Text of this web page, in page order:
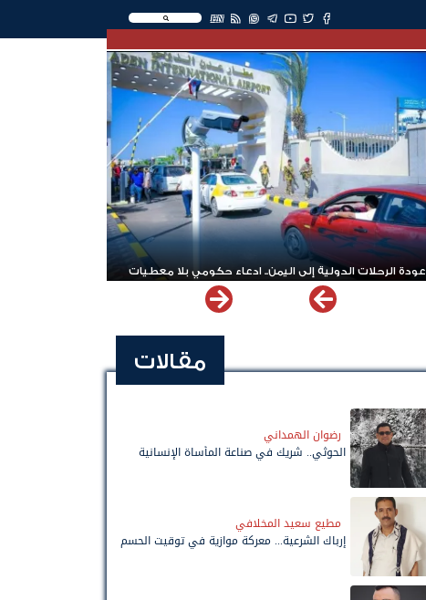
EN
عودة الرحلات الدولية إلى اليمن.. ادعاء حكومي بلا معطيات
مقالات
رضوان الهمداني
الحوثي.. شريك في صناعة المأساة الإنسانية
مطيع سعيد المخلافي
إرباك الشرعية... معركة موازية في توقيت الحسم